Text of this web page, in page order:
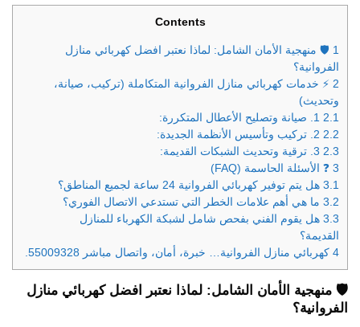
Contents
1 🛡️ منهجية الأمان الشامل: لماذا نعتبر افضل كهربائي منازل
الفروانية؟
2 ⚡️ خدمات كهربائي منازل الفروانية المتكاملة (تركيب، صيانة،
وتحديث)
2.1
2.2
2.3
3 ❓ الأسئلة الحاسمة (FAQ)
3.1 هل يتم توفير كهربائي الفروانية 24 ساعة لجميع المناطق؟
3.2 ما هي أهم علامات الخطر التي تستدعي الاتصال الفوري؟
3.3 هل يقوم الفني بفحص شامل لشبكة الكهرباء للمنازل
القديمة؟
4 كهربائي منازل الفروانية… خبرة، أمان، واتصال مباشر 55009328.
🛡️ منهجية الأمان الشامل: لماذا نعتبر افضل كهربائي منازل
الفروانية؟